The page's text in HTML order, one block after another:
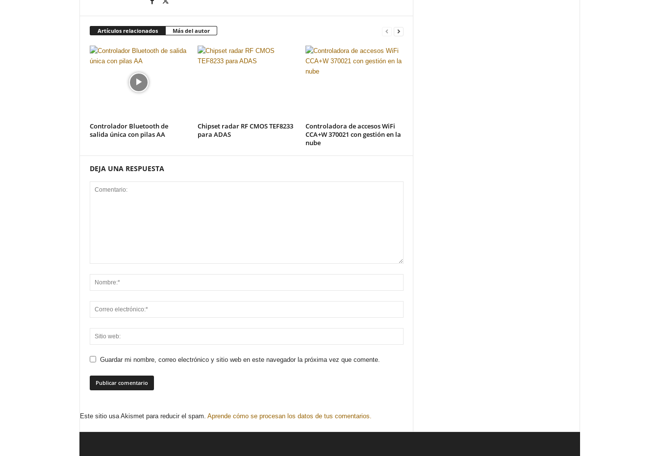
Artículos relacionados Más del autor
Controlador Bluetooth de
salida única con pilas AA
Chipset radar RF CMOS TEF8233
para ADAS
Controladora de accesos WiFi
CCA+W 370021 con gestión en la
nube
DEJA UNA RESPUESTA
Guardar mi nombre, correo electrónico y sitio web en este navegador la próxima vez que comente.
Este sitio usa Akismet para reducir el spam. Aprende cómo se procesan los datos de tus comentarios.